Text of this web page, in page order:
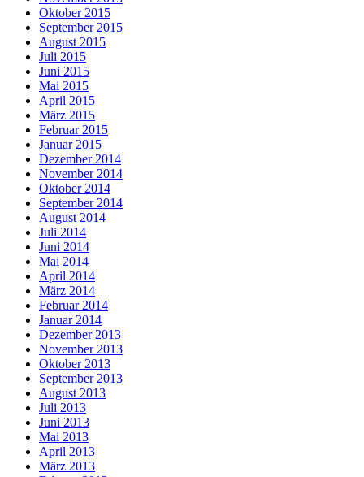
Oktober 2015
September 2015
August 2015
Juli 2015
Juni 2015
Mai 2015
April 2015
März 2015
Februar 2015
Januar 2015
Dezember 2014
November 2014
Oktober 2014
September 2014
August 2014
Juli 2014
Juni 2014
Mai 2014
April 2014
März 2014
Februar 2014
Januar 2014
Dezember 2013
November 2013
Oktober 2013
September 2013
August 2013
Juli 2013
Juni 2013
Mai 2013
April 2013
März 2013